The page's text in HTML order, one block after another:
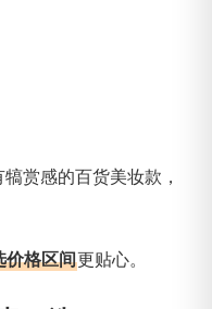
赏感的百货美妆款，
价格区间更贴心。